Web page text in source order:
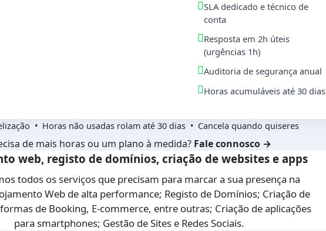
SLA dedicado e técnico de
conta
Resposta em 2h úteis
(urgências 1h)
Auditoria de segurança anual
Horas acumuláveis até 30 dias
• Horas não usadas rolam até 30 dias • Cancela quando quiseres
de mais horas ou um plano à medida? Fale connosco →
web, registo de domínios, criação de websites e apps
todos os serviços que precisam para marcar a sua presença na
Web de alta performance; Registo de Domínios; Criação de
de Booking, E-commerce, entre outras; Criação de aplicações
para smartphones; Gestão de Sites e Redes Sociais.